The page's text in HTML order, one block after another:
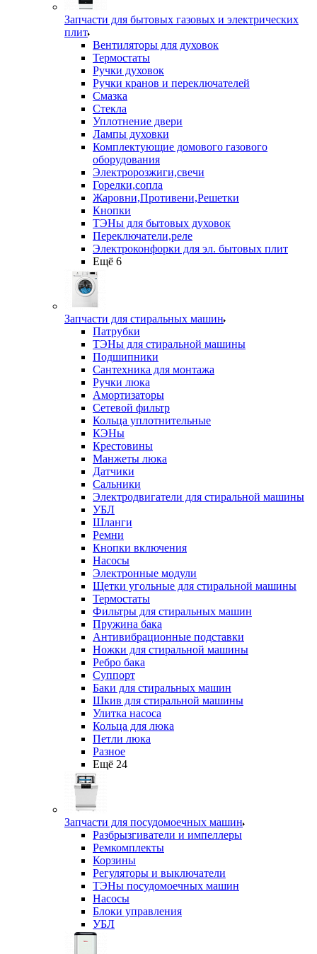
Запчасти для бытовых газовых и электрических
плит
Вентиляторы для духовок
Термостаты
Ручки духовок
Ручки кранов и переключателей
Смазка
Стекла
Уплотнение двери
Лампы духовки
Комплектующие домового газового
оборудования
Электророзжиги,свечи
Горелки,сопла
Жаровни,Противени,Решетки
Кнопки
ТЭНы для бытовых духовок
Переключатели,реле
Электроконфорки для эл. бытовых плит
Ещё 6
Запчасти для стиральных машин
Патрубки
ТЭНы для стиральной машины
Подшипники
Сантехника для монтажа
Ручки люка
Амортизаторы
Сетевой фильтр
Кольца уплотнительные
КЭНы
Крестовины
Манжеты люка
Датчики
Сальники
Электродвигатели для стиральной машины
УБЛ
Шланги
Ремни
Кнопки включения
Насосы
Электронные модули
Щетки угольные для стиральной машины
Термостаты
Фильтры для стиральных машин
Пружина бака
Антивибрационные подставки
Ножки для стиральной машины
Ребро бака
Суппорт
Баки для стиральных машин
Шкив для стиральной машины
Улитка насоса
Кольца для люка
Петли люка
Разное
Ещё 24
Запчасти для посудомоечных машин
Разбрызгиватели и импеллеры
Ремкомплекты
Корзины
Регуляторы и выключатели
ТЭНы посудомоечных машин
Насосы
Блоки управления
УБЛ